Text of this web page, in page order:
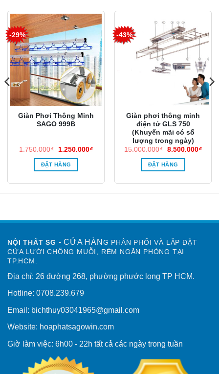
-29%
Giàn Phơi Thông Minh
SAGO 999B
1.750.000₫
Giá
là:
1.750.000₫.
1.250.000₫Giá
ĐẶT HÀNG
-43%
Giàn phơi thông minh
điện tử GLS 750
(Khuyến mãi có số
lượng trong ngày)
15.000.000₫ Giá
là:
15.000.000₫.
8.500.000₫Giá
ĐẶT HÀNG
NỘI THẤT SG - CỬA HÀN G PHÂN PHỐI VÀ LẮP ĐẶT
CỬA LƯỚI CHỐNG MUỖI, RÈM NGĂN PHÒNG TẠI
TP.HCM.
Địa chỉ: 26 đường 268, phường phước long TP HCM.
Hotline: 0708.239.679
Email: bichthuy03041965@gmail.com
Website: hoaphatsagowin.com
Giờ làm việc: 6h00 - 22h tất cả các ngày trong tuần